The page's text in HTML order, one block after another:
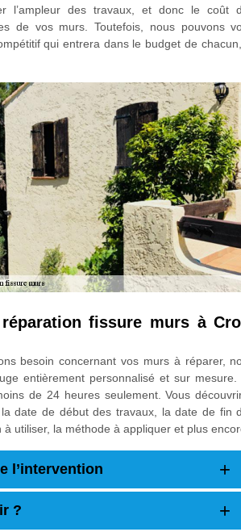
l’ampleur des travaux, et donc le coût
de vos murs. Toutefois, nous pouvons
qui entrera dans le budget de
fissure murs à
besoin concernant vos murs à réparer,
entièrement personnalisé et sur mesure.
de 24 heures seulement. Vous
date de début des travaux, la date de fin
utiliser, la méthode à appliquer et plus
l’intervention
?